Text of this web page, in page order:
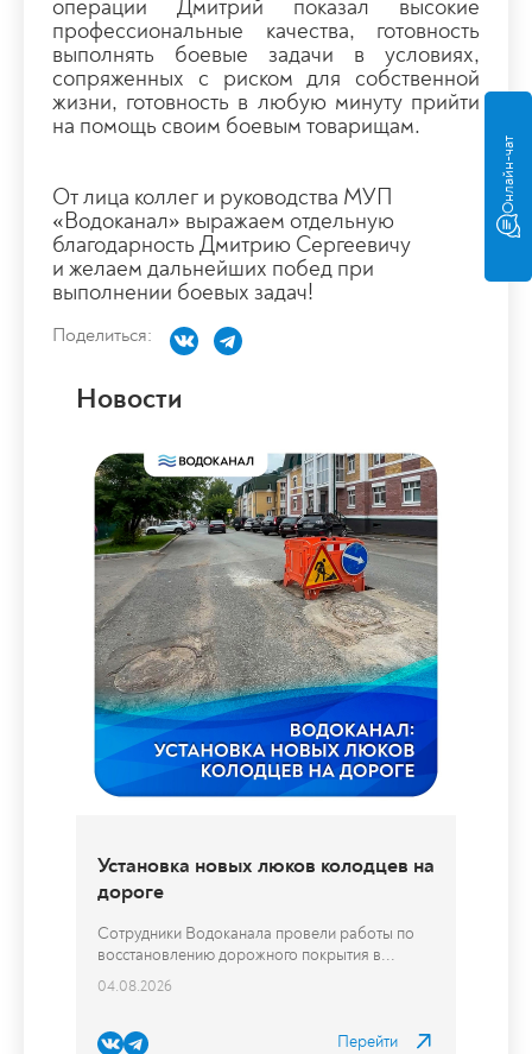
Онлайн-чат
операции Дмитрий показал высокие
профессиональные качества, готовность
выполнять боевые задачи в условиях,
сопряженных с риском для собственной
жизни, готовность в любую минуту прийти
на помощь своим боевым товарищам.
От лица коллег и руководства МУП
«Водоканал» выражаем отдельную
благодарность Дмитрию Сергеевичу
и желаем дальнейших побед при
выполнении боевых задач!
Поделиться:
Новости